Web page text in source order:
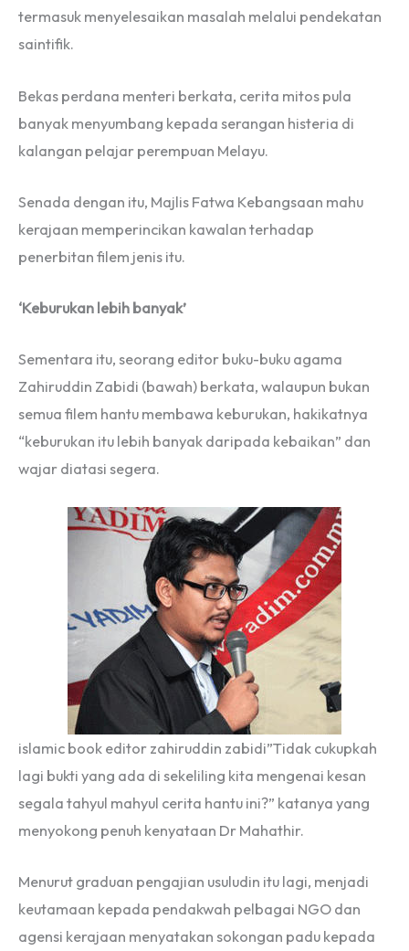
termasuk menyelesaikan masalah melalui pendekatan
saintifik.
Bekas perdana menteri berkata, cerita mitos pula
banyak menyumbang kepada serangan histeria di
kalangan pelajar perempuan Melayu.
Senada dengan itu, Majlis Fatwa Kebangsaan mahu
kerajaan memperincikan kawalan terhadap
penerbitan filem jenis itu.
‘Keburukan lebih banyak’
Sementara itu, seorang editor buku-buku agama
Zahiruddin Zabidi (bawah) berkata, walaupun bukan
semua filem hantu membawa keburukan, hakikatnya
“keburukan itu lebih banyak daripada kebaikan” dan
wajar diatasi segera.
islamic book editor zahiruddin zabidi”Tidak cukupkah
lagi bukti yang ada di sekeliling kita mengenai kesan
segala tahyul mahyul cerita hantu ini?” katanya yang
menyokong penuh kenyataan Dr Mahathir.
Menurut graduan pengajian usuludin itu lagi, menjadi
keutamaan kepada pendakwah pelbagai NGO dan
agensi kerajaan menyatakan sokongan padu kepada